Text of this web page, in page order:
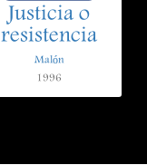
Justicia o
resistencia
Malón
1996